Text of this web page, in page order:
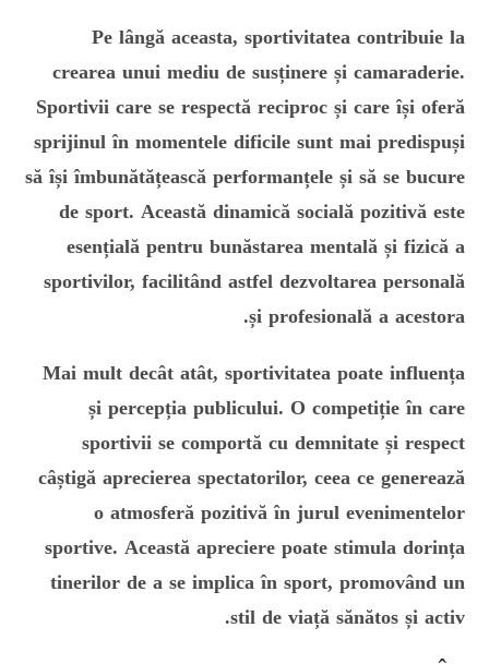
Pe lângă aceasta, sportivitatea contribuie la
crearea unui mediu de susținere și camaraderie.
Sportivii care se respectă reciproc și care își oferă
sprijinul în momentele dificile sunt mai predispuși
să își îmbunătățească performanțele și să se bucure
de sport. Această dinamică socială pozitivă este
esențială pentru bunăstarea mentală și fizică a
sportivilor, facilitând astfel dezvoltarea personală
și profesională a acestora.
Mai mult decât atât, sportivitatea poate influența
și percepția publicului. O competiție în care
sportivii se comportă cu demnitate și respect
câștigă aprecierea spectatorilor, ceea ce generează
o atmosferă pozitivă în jurul evenimentelor
sportive. Această apreciere poate stimula dorința
tinerilor de a se implica în sport, promovând un
stil de viață sănătos și activ.